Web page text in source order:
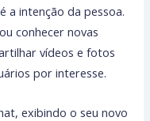
a intenção da pessoa.
conhecer novas
vídeos e fotos
por interesse.
exibindo o seu novo